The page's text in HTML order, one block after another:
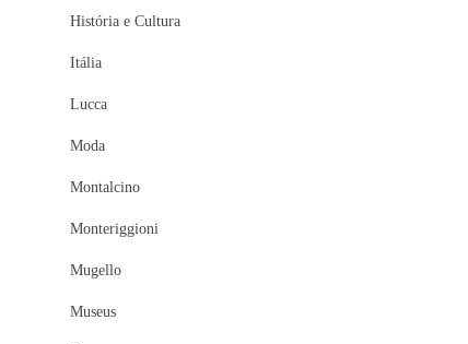
História e Cultura
Itália
Lucca
Moda
Montalcino
Monteriggioni
Mugello
Museus